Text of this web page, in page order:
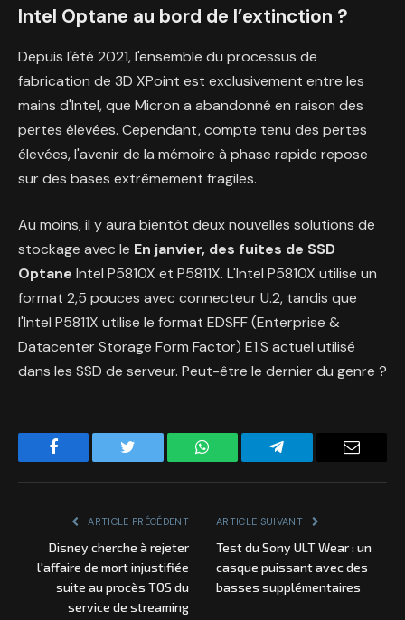
Intel Optane au bord de l’extinction ?
Depuis l'été 2021, l'ensemble du processus de
fabrication de 3D XPoint est exclusivement entre les
mains d'Intel, que Micron a abandonné en raison des
pertes élevées. Cependant, compte tenu des pertes
élevées, l'avenir de la mémoire à phase rapide repose
sur des bases extrêmement fragiles.
Au moins, il y aura bientôt deux nouvelles solutions de
stockage avec le En janvier, des fuites de SSD
Optane Intel P5810X et P5811X. L'Intel P5810X utilise un
format 2,5 pouces avec connecteur U.2, tandis que
l'Intel P5811X utilise le format EDSFF (Enterprise &
Datacenter Storage Form Factor) E1.S actuel utilisé
dans les SSD de serveur. Peut-être le dernier du genre ?
Facebook Twitter WhatsApp Telegram
ARTICLE PRÉCÉDENT
Disney cherche à rejeter
l'affaire de mort injustifiée
suite au procès TOS du
service de streaming
ARTICLE SUIVANT
Test du Sony ULT Wear : un
casque puissant avec des
basses supplémentaires